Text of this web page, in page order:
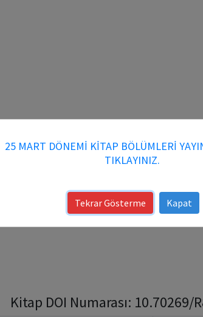
Kitap DOI Numarası: 10.70269/
25 MART DÖNEMİ KİTAP BÖLÜMLERİ
TIKLAYINIZ.
Tekrar Gösterme Kapat